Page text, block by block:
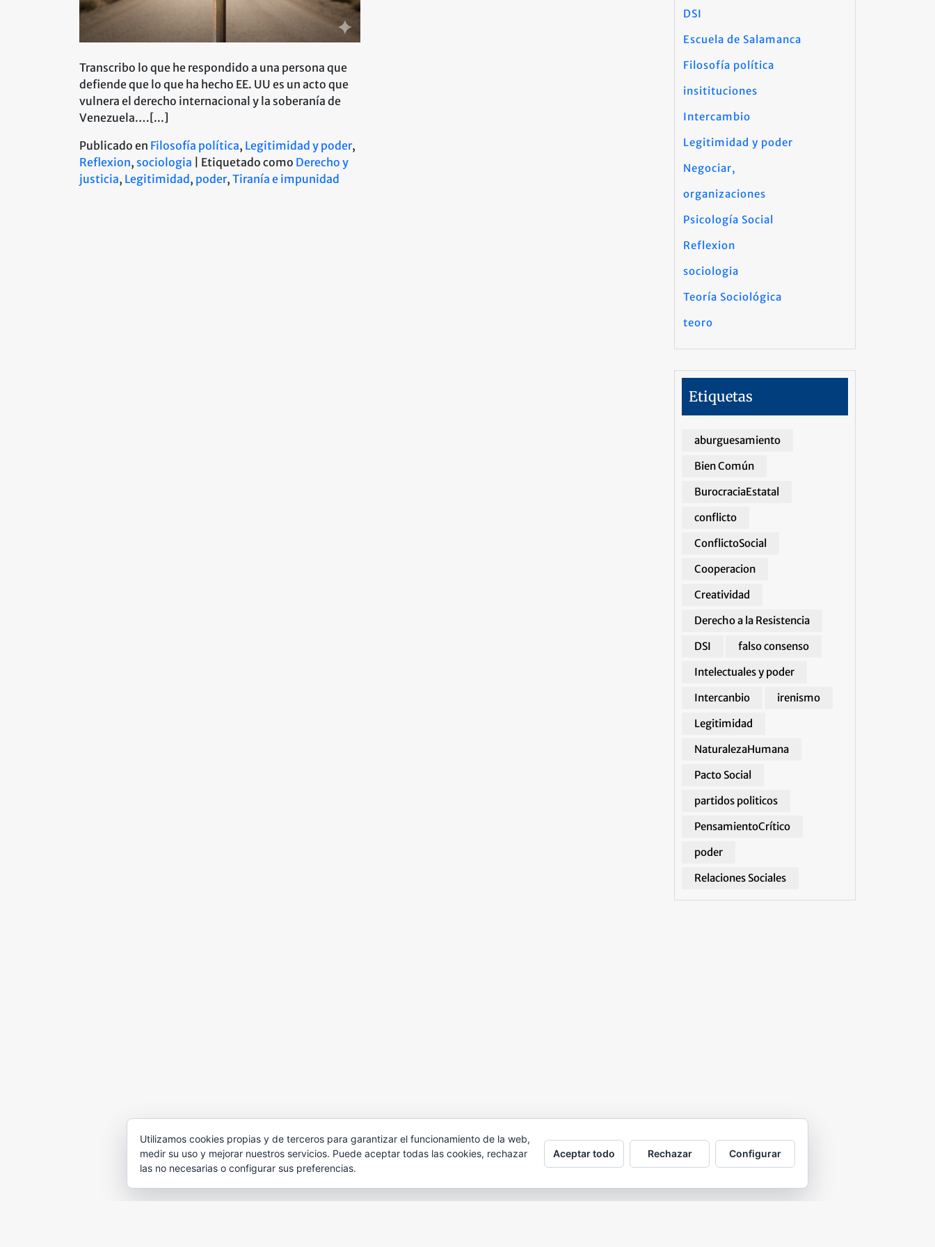
Transcribo lo que he respondido a una persona que
defiende que lo que ha hecho EE. UU es un acto que
vulnera el derecho internacional y la soberanía de
Venezuela.…[...]
Publicado en Filosofía política, Legitimidad y poder,
Reflexion, sociologia Etiquetado como Derecho y
justicia, Legitimidad, poder, Tiranía e impunidad
DSI
Escuela de Salamanca
Filosofía política
insitituciones
Intercambio
Legitimidad y poder
Negociar,
organizaciones
Psicología Social
Reflexion
sociologia
Teoría Sociológica
teoro
Etiquetas
aburguesamiento
Bien Común
BurocraciaEstatal
conflicto
ConflictoSocial
Cooperacion
Creatividad
Derecho a la Resistencia
DSI
falso consenso
Intelectuales y poder
Intercanbio
irenismo
Legitimidad
NaturalezaHumana
Pacto Social
partidos politicos
PensamientoCrítico
poder
Relaciones Sociales
Utilizamos cookies propias y de terceros para garantizar el funcionamiento de la web,
medir su uso y mejorar nuestros servicios. Puede aceptar todas las cookies, rechazar
las no necesarias o configurar sus preferencias.
Aceptar todo Rechazar Configurar